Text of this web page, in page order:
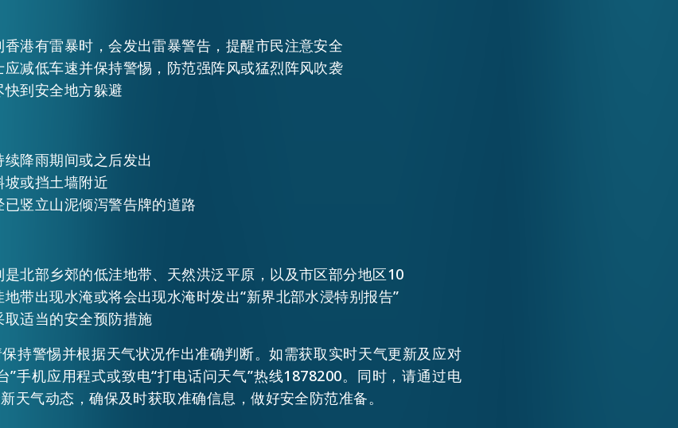
港有雷暴时，会发出雷暴警告，提醒市民注意安全
减低车速并保持警惕，防范强阵风或猛烈阵风吹袭
到安全地方躲避
降雨期间或之后发出
或挡土墙附近
竖立山泥倾泻警告牌的道路
北部乡郊的低洼地带、天然洪泛平原，以及市区部分地区10
带出现水淹或将会出现水淹时发出“新界北部水浸特别报告”
适当的安全预防措施
持警惕并根据天气状况作出准确判断。如需获取实时天气更新及应对
”手机应用程式或致电“打电话问天气”热线1878200。同时，请通过电
天气动态，确保及时获取准确信息，做好安全防范准备。